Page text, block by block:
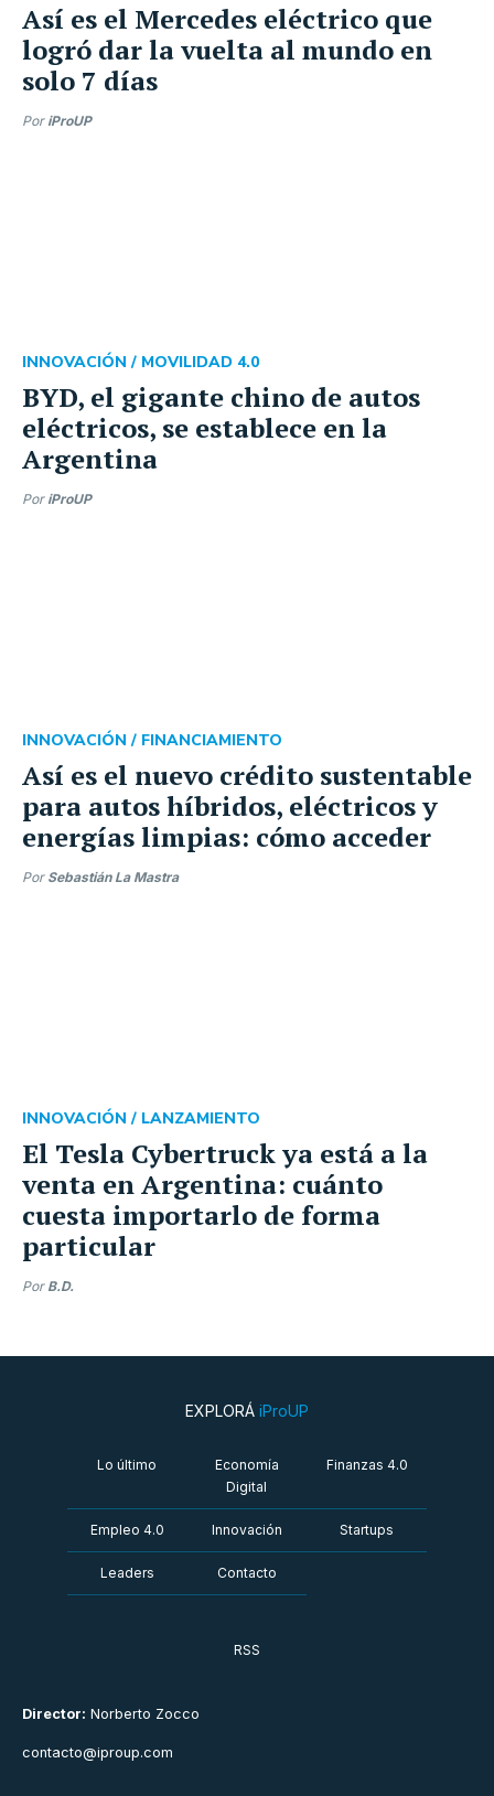
Así es el Mercedes eléctrico que
logró dar la vuelta al mundo en
solo 7 días
Por iProUP
BYD, el gigante chino de autos
eléctricos, se establece en la
Argentina
INNOVACIÓN / MOVILIDAD 4.0
Por iProUP
Así es el nuevo crédito sustentable
para autos híbridos, eléctricos y
energías limpias: cómo acceder
INNOVACIÓN / FINANCIAMIENTO
Por Sebastián La Mastra
El Tesla Cybertruck ya está a la
venta en Argentina: cuánto
cuesta importarlo de forma
particular
INNOVACIÓN / LANZAMIENTO
Por B.D.
Director: Norberto Zocco
contacto@iproup.com
EXPLORÁ iProUP
Lo último
Economía
Digital
Finanzas 4.0
Empleo 4.0 Innovación Startups
Leaders Contacto
RSS